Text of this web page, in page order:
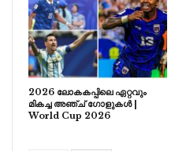
2026 ലോകകപ്പിലെ ഏറ്റവും
മികച്ച അഞ്ച് ഗോളുകൾ |
World Cup 2026